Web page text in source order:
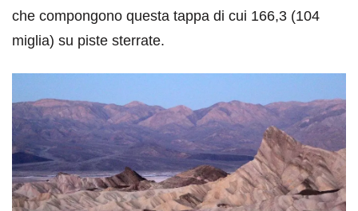
che compongono questa tappa di cui 166,3 (104
miglia) su piste sterrate.